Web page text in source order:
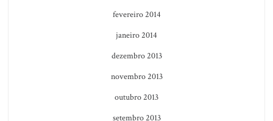
fevereiro 2014
janeiro 2014
dezembro 2013
novembro 2013
outubro 2013
setembro 2013